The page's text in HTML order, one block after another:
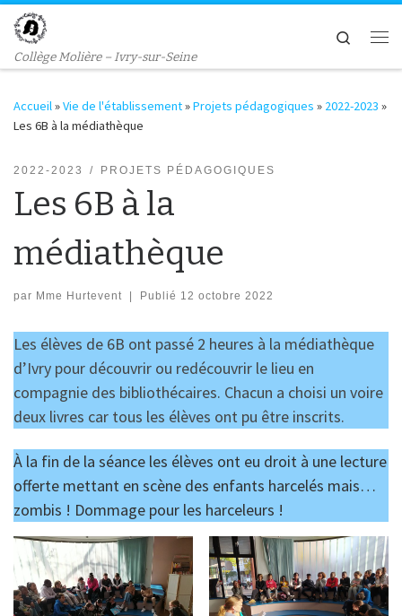
Passer au contenu
Collège Molière – Ivry-sur-Seine
Search
Accueil »Vie de l'établissement»Projets pédagogiques » 2022-2023 »
Les 6B à la médiathèque
2022-2023 PROJETS PÉDAGOGIQUES
Les 6B à la
médiathèque
par Mme Hurtevent Publié 12 octobre 2022
Les élèves de 6B ont passé 2 heures à la médiathèque
d’Ivry pour découvrir ou redécouvrir le lieu en
compagnie des bibliothécaires. Chacun a choisi un voire
deux livres car tous les élèves ont pu être inscrits.
À la fin de la séance les élèves ont eu droit à une lecture
offerte mettant en scène des enfants harcelés mais…
zombis ! Dommage pour les harceleurs !